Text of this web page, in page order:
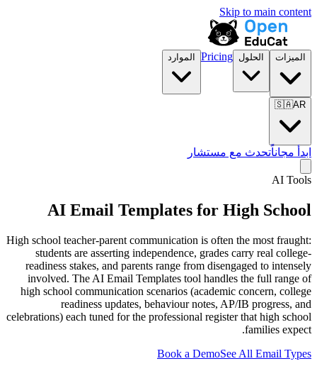
Skip to main content
الميزات الحلول Pricing الموارد
🇸🇦AR
ابدأ مجاناًتحدث مع مستشار
AI Tools
AI Email Templates for High School
High school teacher-parent communication is often the most fraught:
students are asserting independence, grades carry real college-
readiness stakes, and parents range from disengaged to intensely
involved. The AI Email Templates tool handles the full range of
high school communication scenarios (academic concern, college
readiness updates, behaviour notes, AP/IB progress, and
celebrations) each tuned for the professional register that high school
families expect.
Book a DemoSee All Email Types